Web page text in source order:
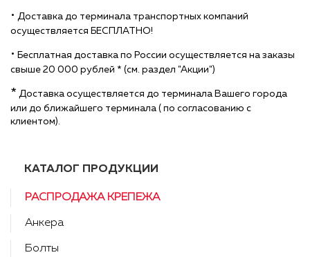
• Доставка до терминала транспортных компаний
осуществляется БЕСПЛАТНО!
• Бесплатная доставка по России осуществляется на заказы
свыше 20 000 рублей * (см. раздел "Акции")
* Доставка осуществляется до терминала Вашего города
или до ближайшего терминала ( по согласованию с
клиентом).
КАТАЛОГ ПРОДУКЦИИ
РАСПРОДАЖА КРЕПЕЖА
Анкера
Болты